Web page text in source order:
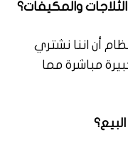
والمكيفات؟
أن اننا نشتري
مباشرة مما